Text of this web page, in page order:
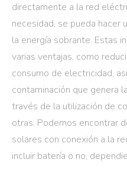
directamente a la red
necesidad, se pueda hacer
la energía sobrante. Estas
varias ventajas, como
consumo de electricidad,
contaminación que genera
través de la utilización de
otras. Podemos encontrar
solares con conexión a la
incluir batería o no,